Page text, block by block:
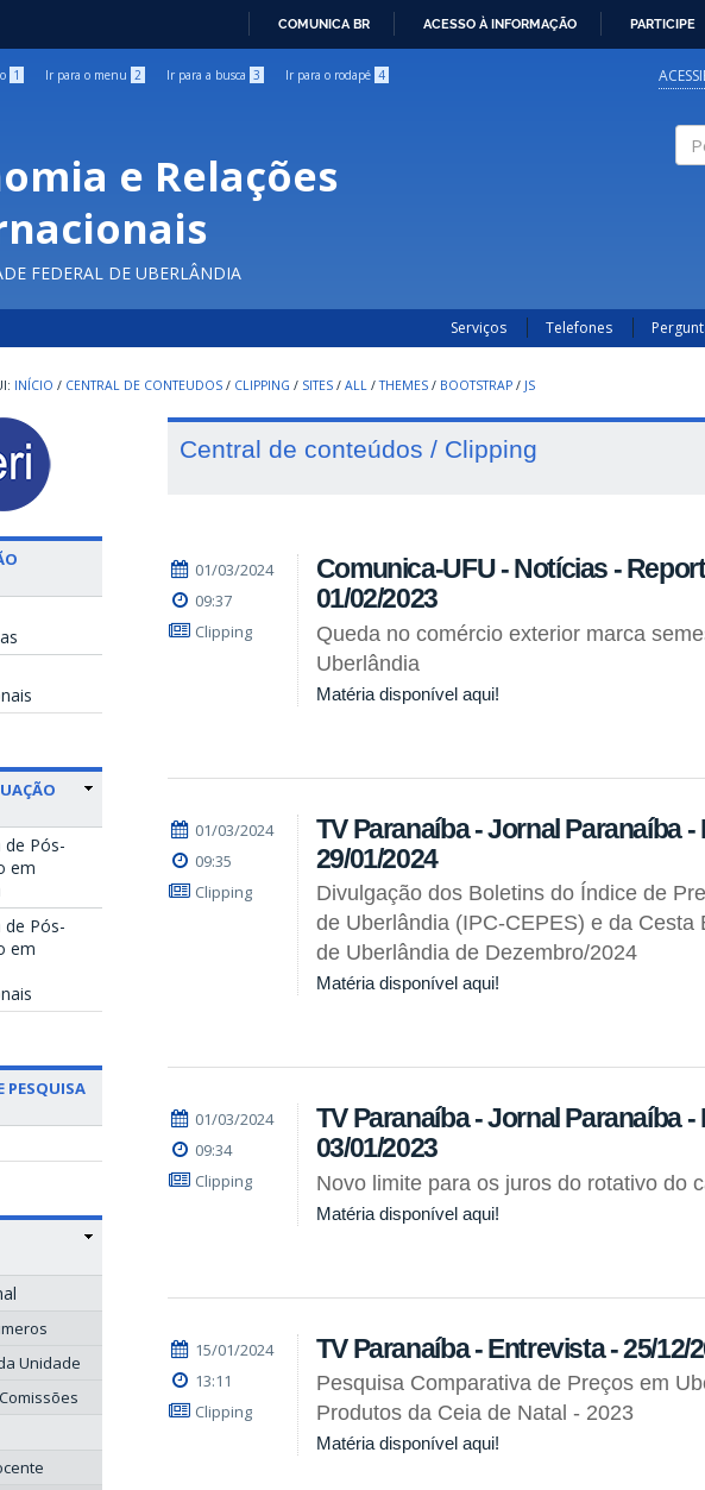
COMUNICA BR ACESSO À INFORMAÇÃO PARTICIPE
1 Ir para o menu 2 Ir para a busca 3 Ir para o rodapé 4
e Relações
FEDERAL DE UBERLÂNDIA
Serviços Telefones
INÍCIO / CENTRAL DE CONTEUDOS / CLIPPING / SITES / ALL / THEMES / BOOTSTRAP / JS
de Pós-
em
de Pós-
em
PESQUISA
Unidade
Central de conteúdos / Clipping
01/03/2024
09:37
Clipping
Comunica-UFU - Notícias -
01/02/2023
Queda no comércio exterior marca
Uberlândia
Matéria disponível aqui!
01/03/2024
09:35
Clipping
TV Paranaíba - Jornal Paranaíba -
29/01/2024
Divulgação dos Boletins do Índice de
de Uberlândia (IPC-CEPES) e da Cesta
de Uberlândia de Dezembro/2024
Matéria disponível aqui!
01/03/2024
09:34
Clipping
TV Paranaíba - Jornal Paranaíba -
03/01/2023
Novo limite para os juros do rotativo do
Matéria disponível aqui!
15/01/2024
13:11
Clipping
TV Paranaíba - Entrevista - 25/12/
Pesquisa Comparativa de Preços em
Produtos da Ceia de Natal - 2023
Matéria disponível aqui!